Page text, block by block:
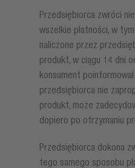
Przedsiębiorca zwróci
wszelkie płatności, w
naliczone przez
produkt, w ciągu 14 dni
konsument
przedsiębiorca nie
produkt, może
dopiero po otrzymaniu
Przedsiębiorca dokona
tego samego sposobu